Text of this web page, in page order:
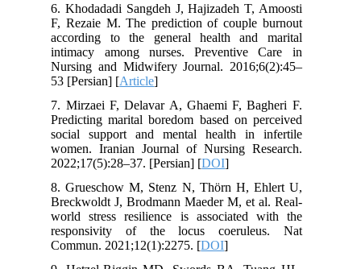
6. Khodadadi Sangdeh J, Hajizadeh T, Amoosti
F, Rezaie M. The prediction of couple burnout
according to the general health and marital
intimacy among nurses. Preventive Care in
Nursing and Midwifery Journal. 2016;6(2):45–
53 [Persian] [Article
7. Mirzaei F, Delavar A, Ghaemi F, Bagheri F.
Predicting marital boredom based on perceived
social support and mental health in infertile
women. Iranian Journal of Nursing Research.
2022;17(5):28–37. [Persian] [DOI
8. Grueschow M, Stenz N, Thörn H, Ehlert U,
Breckwoldt J, Brodmann Maeder M, et al. Real-
world stress resilience is associated with the
responsivity of the locus coeruleus. Nat
Commun. 2021;12(1):2275. [DOI